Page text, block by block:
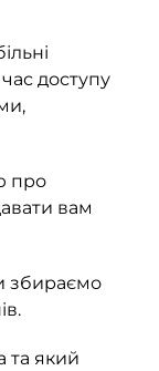
доступу
про
вам
збираємо
та який